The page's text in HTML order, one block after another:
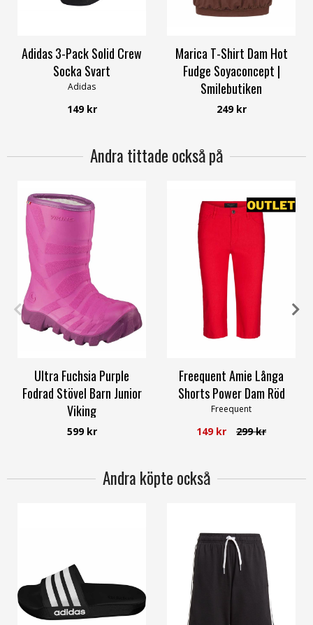
Adidas 3-Pack Solid Crew
Socka Svart
Adidas
149 kr
Marica T-Shirt Dam Hot
Fudge Soyaconcept |
Smilebutiken
Soyaconcept
249 kr
Andra tittade också på
36 37 38 39
Ultra Fuchsia Purple
Fodrad Stövel Barn Junior
Viking
Viking
599 kr
XS
Freequent Amie Långa
Shorts Power Dam Röd
Freequent
149 kr 299 kr
Andra köpte också